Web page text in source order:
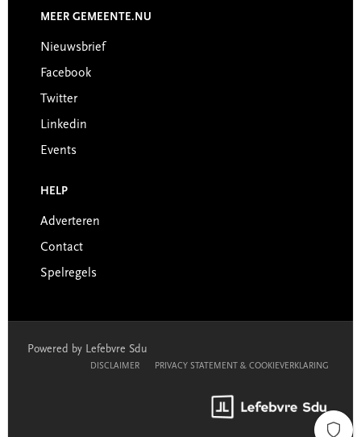
MEER GEMEENTE.NU
Nieuwsbrief
Facebook
Twitter
Linkedin
Events
HELP
Adverteren
Contact
Spelregels
Powered by Lefebvre Sdu
DISCLAIMER PRIVACY STATEMENT & COOKIEVERKLARING